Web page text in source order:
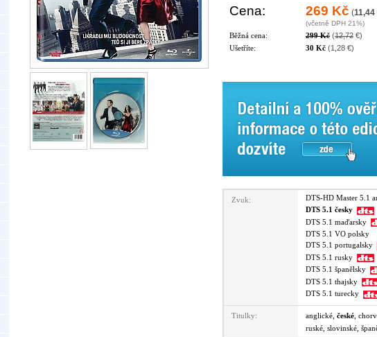
Cena: 269 Kč (11,44
(včetně DPH 21%)
Běžná cena: 299 Kč (12,72 €)
Ušetříte:
30 Kč (1,28 €)
Zvuk:
DTS-HD Master 5.1
DTS 5.1 česky
DTS 5.1 maďarsky
DTS 5.1 VO polsky
DTS 5.1 portugalsky
DTS 5.1 rusky
DTS 5.1 španělsky
DTS 5.1 thajsky
DTS 5.1 turecky
Titulky: anglické, české ,
ruské, slovinské,